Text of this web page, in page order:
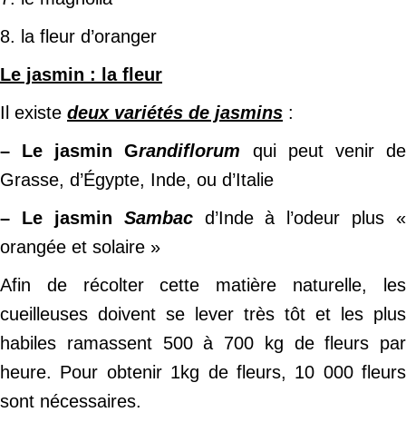
8. la fleur d’oranger
Le jasmin : la fleur
Il existe deux variétés de jasmins :
– Le jasmin Grandiflorum qui peut venir de
Grasse, d’Égypte, Inde, ou d’Italie
– Le jasmin
Sambac d’Inde à l’odeur plus «
orangée et solaire »
Afin de récolter cette matière naturelle, les
cueilleuses doivent se lever très tôt et les plus
habiles ramassent 500 à 700 kg de fleurs par
heure. Pour obtenir 1kg de fleurs, 10 000 fleurs
sont nécessaires.